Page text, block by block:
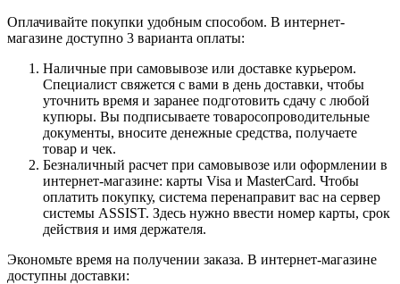
Оплачивайте покупки удобным способом. В интернет-
магазине доступно 3 варианта оплаты:
Наличные при самовывозе или доставке курьером.
Специалист свяжется с вами в день доставки, чтобы
уточнить время и заранее подготовить сдачу с любой
купюры. Вы подписываете товаросопроводительные
документы, вносите денежные средства, получаете
товар и чек.
Безналичный расчет при самовывозе или оформлении в
интернет-магазине: карты Visa и MasterCard. Чтобы
оплатить покупку, система перенаправит вас на сервер
системы ASSIST. Здесь нужно ввести номер карты, срок
действия и имя держателя.
Экономьте время на получении заказа. В интернет-магазине
доступны доставки: